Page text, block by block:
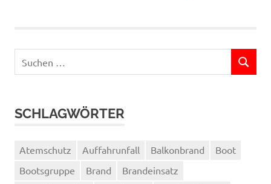
nach:
SUCHEN
SCHLAGWÖRTER
Atemschutz Auffahrunfall Balkonbrand
Boot
Bootsgruppe
Brand
Brandeinsatz